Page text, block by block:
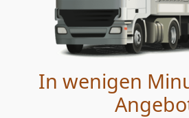
In wenigen